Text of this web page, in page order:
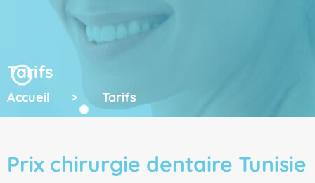
Tarifs
Accueil > Tarifs
Prix chirurgie dentaire Tunisie